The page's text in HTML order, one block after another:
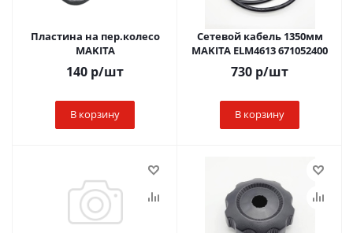
Пластина на пер.колесо
MAKITA
140 р/шт
В корзину
Сетевой кабель 1350мм
MAKITA ELM4613 671052400
730 р/шт
В корзину